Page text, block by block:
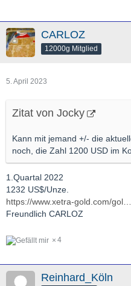
CARLOZ
12000g Mitglied
5. April 2023
Zitat von Jocky
Kann mit jemand +/- die
noch, die Zahl 1200 USD im
1.Quartal 2022
1232 US$/Unze.
https://www.xetra-gold.com/
Freundlich CARLOZ
4
Reinhard_Köln